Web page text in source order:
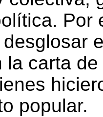
Por
la carta
popular.